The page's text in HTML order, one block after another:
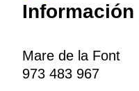
Mare de la Font
973 483 967